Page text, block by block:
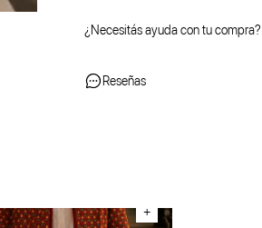
¿Necesitás ayuda con tu compra?
Reseñas
+